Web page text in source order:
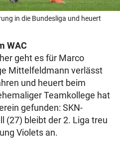
in die Bundesliga und heuert
WAC
geht es für Marco
Mittelfeldmann verlässt
und heuert beim
Teamkollege hat
gefunden: SKN-
(27) bleibt der 2. Liga treu
Violets an.